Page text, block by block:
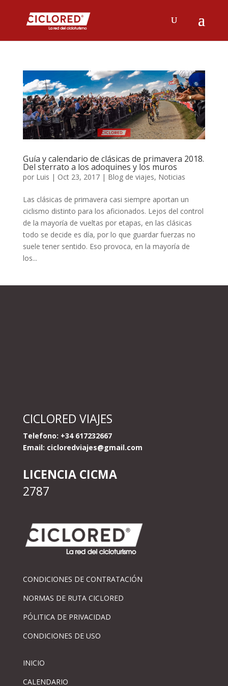
Guía y calendario de clásicas de primavera 2018.
Del sterrato a los adoquines y los muros
por Luis | Oct 23, 2017| Blog de viajes, Noticias
Las clásicas de primavera casi siempre aportan un
ciclismo distinto para los aficionados. Lejos del control
de la mayoría de vueltas por etapas, en las clásicas
todo se decide es día, por lo que guardar fuerzas no
suele tener sentido. Eso provoca, en la mayoría de
los...
CICLORED VIAJES
Telefono: +34 617232667
Email: cicloredviajes@gmail.com
LICENCIA CICMA
2787
CONDICIONES DE CONTRATACIÓN
NORMAS DE RUTA CICLORED
PÓLITICA DE PRIVACIDAD
CONDICIONES DE USO
INICIO
CALENDARIO